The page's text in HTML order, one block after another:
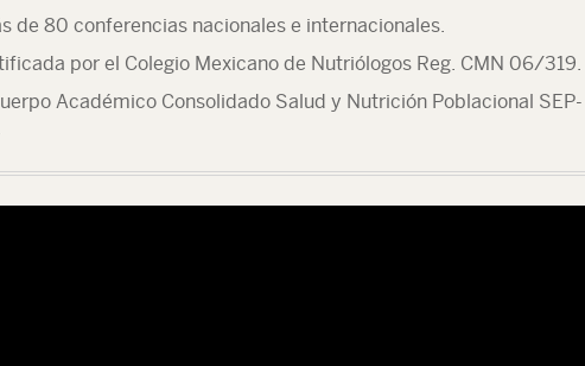
de 80 conferencias nacionales e internacionales.
por el Colegio Mexicano de Nutriólogos Reg. CMN 06/319.
Académico Consolidado Salud y Nutrición Poblacional SEP-